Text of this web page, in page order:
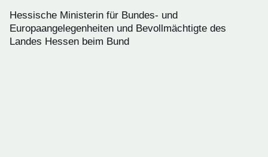
Hessische Ministerin für Bundes- und
Europaangelegenheiten und Bevollmächtigte des
Landes Hessen beim Bund